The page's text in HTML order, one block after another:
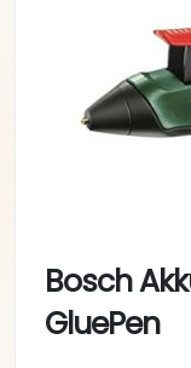
Bosch
GluePen